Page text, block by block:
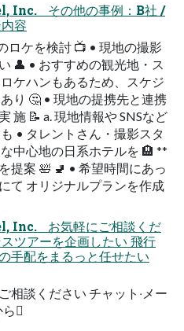
Inc. その他の事例：B社 /
容
ロケを検討 📺 • 現地の撮影
👤 • おすすめの観光地・ス
ケハンもあるため、スケジ
り 🤔 • 現地の提携先と連携
施 📝 a. 現地情報や SNSなど
• タレントさん・撮影スタ
中心地の日系ホテルを 🏨 **
提案 🛀 🚽 • 希望時間にあっ
て オリジナルプランを作成
Inc. お気軽にご相談くだ
ツアーを企画したい 飛行
手配をまるっと任せたい
相談ください チャット‧メー
ら󰡈